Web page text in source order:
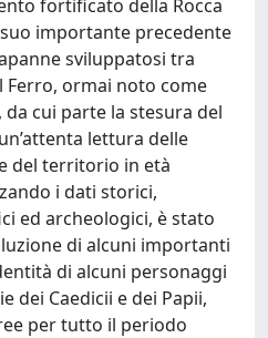
fortificato della Rocca
importante precedente
sviluppatosi tra
Ferro, ormai noto come
da cui parte la stesura del
lettura delle
del territorio in età
i dati storici,
ed archeologici, è stato
di alcuni importanti
di alcuni personaggi
dei Caedicii e dei Papii,
per tutto il periodo